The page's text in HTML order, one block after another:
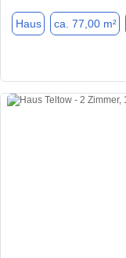
Haus ca. 77,00 m²